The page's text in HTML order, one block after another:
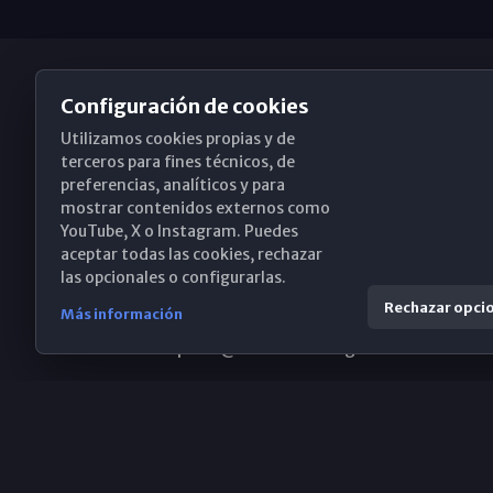
Obispado de Málaga
Santa María, 18-20. 29015 Málaga
(+34) 952 224 386
Configuración de cookies
Utilizamos cookies propias y de
terceros para fines técnicos, de
preferencias, analíticos y para
mostrar contenidos externos como
YouTube, X o Instagram. Puedes
aceptar todas las cookies, rechazar
las opcionales o configurarlas.
Más información Rechazar